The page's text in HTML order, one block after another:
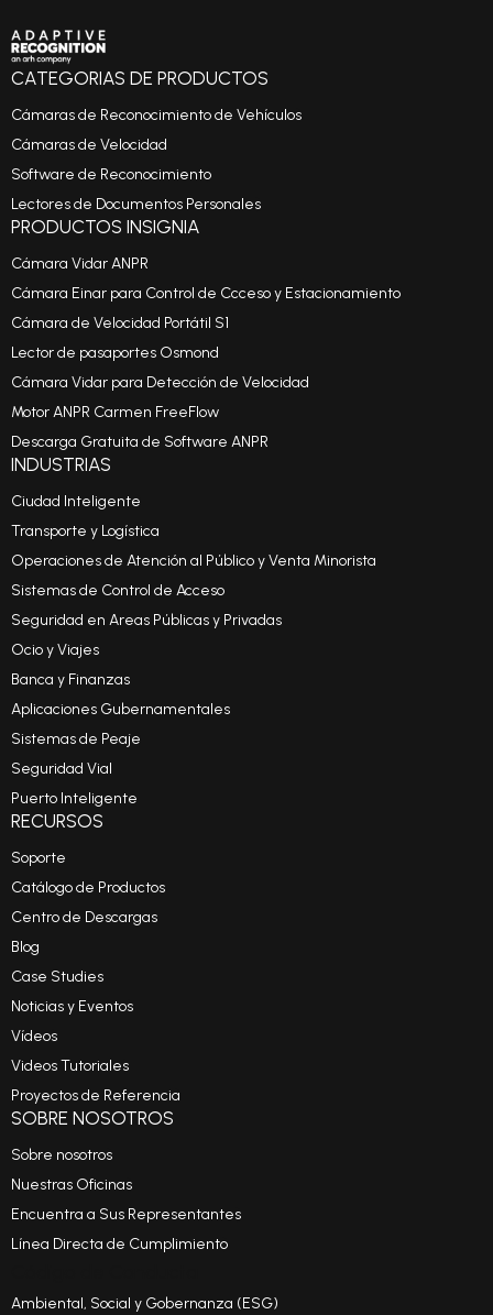
CATEGORIAS DE PRODUCTOS
Cámaras de Reconocimiento de Vehículos
Cámaras de Velocidad
Software de Reconocimiento
Lectores de Documentos Personales
PRODUCTOS INSIGNIA
Cámara Vidar ANPR
Cámara Einar para Control de Ccceso y Estacionamiento
Cámara de Velocidad Portátil S1
Lector de pasaportes Osmond
Cámara Vidar para Detección de Velocidad
Motor ANPR Carmen FreeFlow
Descarga Gratuita de Software ANPR
INDUSTRIAS
Ciudad Inteligente
Transporte y Logística
Operaciones de Atención al Público y Venta Minorista
Sistemas de Control de Acceso
Seguridad en Areas Públicas y Privadas
Ocio y Viajes
Banca y Finanzas
Aplicaciones Gubernamentales
Sistemas de Peaje
Seguridad Vial
Puerto Inteligente
RECURSOS
Soporte
Catálogo de Productos
Centro de Descargas
Blog
Case Studies
Noticias y Eventos
Vídeos
Videos Tutoriales
Proyectos de Referencia
SOBRE NOSOTROS
Sobre nosotros
Nuestras Oficinas
Encuentra a Sus Representantes
Línea Directa de Cumplimiento
Ambiental, Social y Gobernanza (ESG)